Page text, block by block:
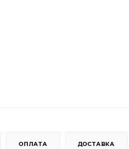
ОПЛАТА ДОСТАВКА